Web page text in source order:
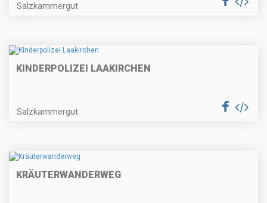
Salzkammergut
KINDERPOLIZEI LAAKIRCHEN
Salzkammergut
KRÄUTERWANDERWEG